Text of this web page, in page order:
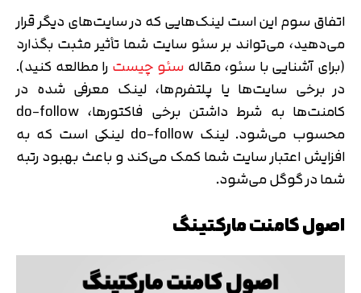
اتفاق سوم این است لینک‌هایی که در سایت‌های دیگر قرار
می‌دهید، می‌تواند بر سئو سایت شما تأثیر مثبت بگذارد
(برای آشنایی با سئو، مقالهسئو چیسترا مطالعه کنید).
در برخی سایت‌ها یا پلتفرم‌ها، لینک معرفی شده در
کامنت‌ها به شرط داشتن برخی فاکتورها، do-follow
محسوب می‌شود. لینک do-follow لینکی است که به
افزایش اعتبار سایت شما کمک می‌کند و باعث بهبود رتبه
شما در گوگل می‌شود.
اصول کامنت مارکتینگ